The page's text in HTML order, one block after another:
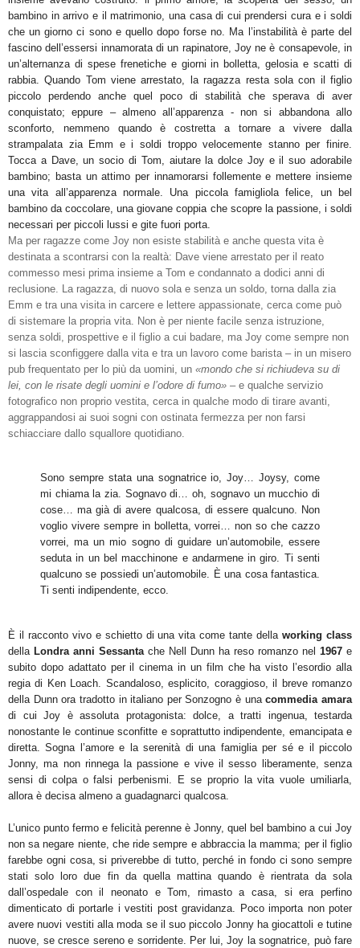
bambino in arrivo e il matrimonio, una casa di cui prendersi cura e i soldi
che un giorno ci sono e quello dopo forse no. Ma l’instabilità è parte del
fascino dell’essersi innamorata di un rapinatore, Joy ne è consapevole, in
un’alternanza di spese frenetiche e giorni in bolletta, gelosia e scatti di
rabbia. Quando Tom viene arrestato, la ragazza resta sola con il figlio
piccolo perdendo anche quel poco di stabilità che sperava di aver
conquistato; eppure – almeno all’apparenza - non si abbandona allo
sconforto, nemmeno quando è costretta a tornare a vivere dalla
strampalata zia Emm e i soldi troppo velocemente stanno per finire.
Tocca a Dave, un socio di Tom, aiutare la dolce Joy e il suo adorabile
bambino; basta un attimo per innamorarsi follemente e mettere insieme
una vita all’apparenza normale. Una piccola famigliola felice, un bel
bambino da coccolare, una giovane coppia che scopre la passione, i soldi
necessari per piccoli lussi e gite fuori porta.
Ma per ragazze come Joy non esiste stabilità e anche questa vita è
destinata a scontrarsi con la realtà: Dave viene arrestato per il reato
commesso mesi prima insieme a Tom e condannato a dodici anni di
reclusione. La ragazza, di nuovo sola e senza un soldo, torna dalla zia
Emm e tra una visita in carcere e lettere appassionate, cerca come può
di sistemare la propria vita. Non è per niente facile senza istruzione,
senza soldi, prospettive e il figlio a cui badare, ma Joy come sempre non
si lascia sconfiggere dalla vita e tra un lavoro come barista – in un misero
pub frequentato per lo più da uomini, un «mondo che si richiudeva su di
lei, con le risate degli uomini e l’odore di fumo» – e qualche servizio
fotografico non proprio vestita, cerca in qualche modo di tirare avanti,
aggrappandosi ai suoi sogni con ostinata fermezza per non farsi
schiacciare dallo squallore quotidiano.
Sono sempre stata una sognatrice io, Joy… Joysy, come
mi chiama la zia. Sognavo di… oh, sognavo un mucchio di
cose… ma già di avere qualcosa, di essere qualcuno. Non
voglio vivere sempre in bolletta, vorrei… non so che cazzo
vorrei, ma un mio sogno di guidare un’automobile, essere
seduta in un bel macchinone e andarmene in giro. Ti senti
qualcuno se possiedi un’automobile. È una cosa fantastica.
Ti senti indipendente, ecco.
È il racconto vivo e schietto di una vita come tante dellaworking class
della Londra anni Sessantache Nell Dunn ha reso romanzo nel 1967 e
subito dopo adattato per il cinema in un film che ha visto l’esordio alla
regia di Ken Loach. Scandaloso, esplicito, coraggioso, il breve romanzo
della Dunn ora tradotto in italiano per Sonzogno è unacommedia amara
di cui Joy è assoluta protagonista: dolce, a tratti ingenua, testarda
nonostante le continue sconfitte e soprattutto indipendente, emancipata e
diretta. Sogna l’amore e la serenità di una famiglia per sé e il piccolo
Jonny, ma non rinnega la passione e vive il sesso liberamente, senza
sensi di colpa o falsi perbenismi. E se proprio la vita vuole umiliarla,
allora è decisa almeno a guadagnarci qualcosa.
L’unico punto fermo e felicità perenne è Jonny, quel bel bambino a cui Joy
non sa negare niente, che ride sempre e abbraccia la mamma; per il figlio
farebbe ogni cosa, si priverebbe di tutto, perché in fondo ci sono sempre
stati solo loro due fin da quella mattina quando è rientrata da sola
dall’ospedale con il neonato e Tom, rimasto a casa, si era perfino
dimenticato di portarle i vestiti post gravidanza. Poco importa non poter
avere nuovi vestiti alla moda se il suo piccolo Jonny ha giocattoli e tutine
nuove, se cresce sereno e sorridente. Per lui, Joy la sognatrice, può fare